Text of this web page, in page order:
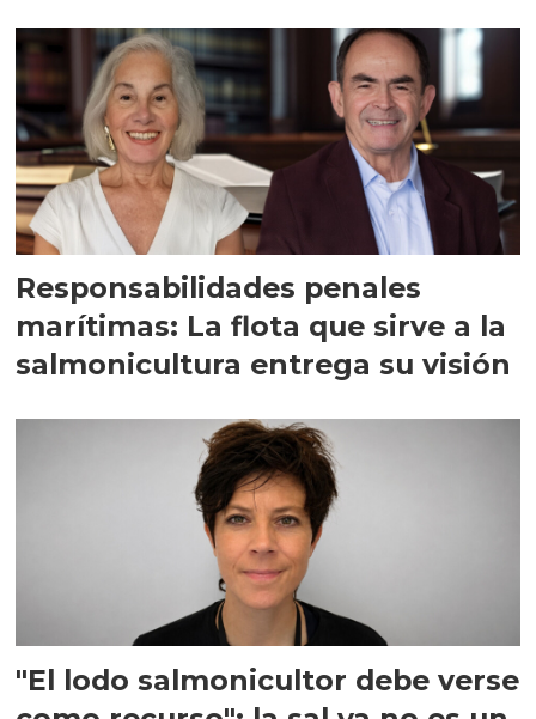
Responsabilidades penales
marítimas: La flota que sirve a la
salmonicultura entrega su visión
"El lodo salmonicultor debe verse